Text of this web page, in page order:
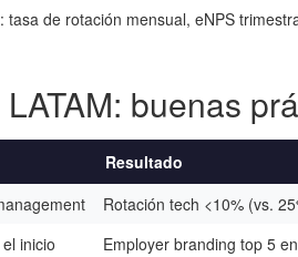
de rotación mensual, eNPS
buenas
Resultado
Rotación tech <10% (vs.
inicio
Employer branding top 5